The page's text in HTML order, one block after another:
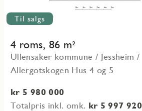
Til salgs
4 roms, 86 m²
Ullensaker kommune / Jessheim /
Allergotskogen Hus 4 og 5
kr 5 980 000
Totalpris inkl. omk. kr 5 997 920